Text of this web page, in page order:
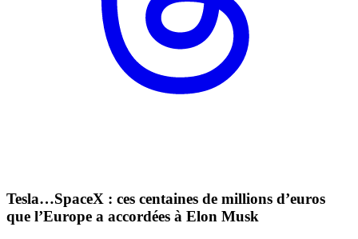
Tesla…SpaceX : ces centaines de millions d’euros
que l’Europe a accordées à Elon Musk